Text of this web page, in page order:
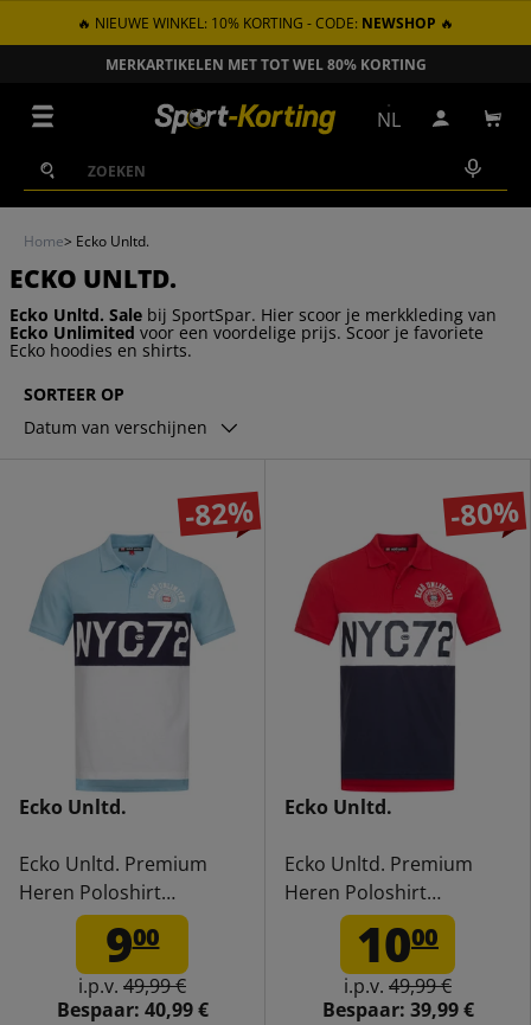
GA NAAR INHOUD
🔥 NIEUWE WINKEL: 10% KORTING - CODE: NEWSHOP 🔥
MERKARTIKELEN MET TOT WEL 80% KORTING
Zoeken
Zoeken
NL Inloggen
Home> Ecko Unltd.
ECKO UNLTD.
Ecko Unltd. Salebij SportSpar. Hier scoor je merkkleding van
Ecko Unlimited voor een voordelige prijs. Scoor je favoriete
Ecko hoodies en shirts.
SORTEER OP
Datum van verschijnen
-82%
Ecko Unltd.
Ecko Unltd. Premium
Heren Poloshirt
EFM04794-BLAUW
900
i.p.v. 49,99 €
Bespaar: 40,99 €
-80%
Ecko Unltd.
Ecko Unltd. Premium
Heren Poloshirt
EFM04794-RED
1000
i.p.v. 49,99 €
Bespaar: 39,99 €